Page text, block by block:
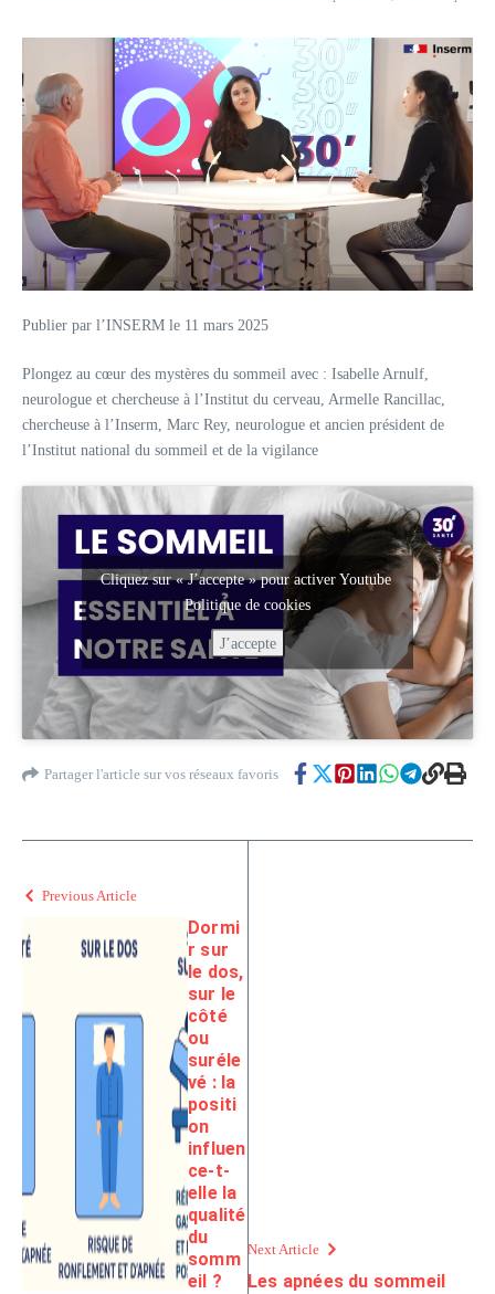
Publier par l’INSERM le 11 mars 2025
Plongez au cœur des mystères du sommeil avec : Isabelle Arnulf,
neurologue et chercheuse à l’Institut du cerveau, Armelle Rancillac,
chercheuse à l’Inserm, Marc Rey, neurologue et ancien président de
l’Institut national du sommeil et de la vigilance
Cliquez sur « J’accepte » pour activer Youtube
Politique de cookies
J’accepte
Partager l'article sur vos réseaux favoris
Previous Article
Dormi
r sur
le dos,
sur le
côté
ou
suréle
vé : la
positi
on
influen
ce-t-
elle la
qualité
du
somm
eil ?
Next Article
Les apnées du sommeil